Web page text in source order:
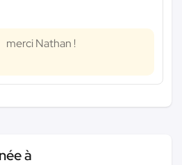
merci Nathan !
à